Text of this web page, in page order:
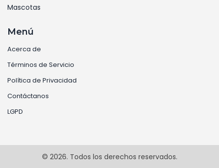
Mascotas
Menú
Acerca de
Términos de Servicio
Política de Privacidad
Contáctanos
LGPD
© 2026. Todos los derechos reservados.